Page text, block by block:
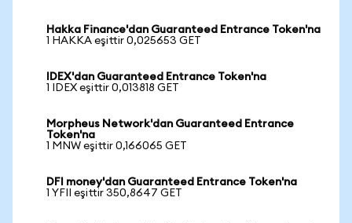
Hakka Finance'dan Guaranteed Entrance Token'na
1 HAKKA eşittir 0,025653 GET
IDEX'dan Guaranteed Entrance Token'na
1 IDEX eşittir 0,013818 GET
Morpheus Network'dan Guaranteed Entrance
Token'na
1 MNW eşittir 0,166065 GET
DFI money'dan Guaranteed Entrance Token'na
1 YFII eşittir 350,8647 GET